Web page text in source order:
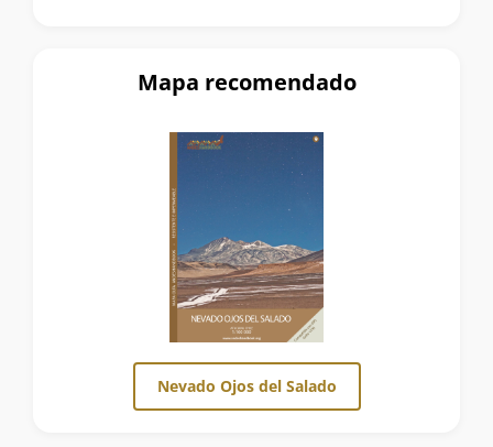
Mapa recomendado
Nevado Ojos del Salado